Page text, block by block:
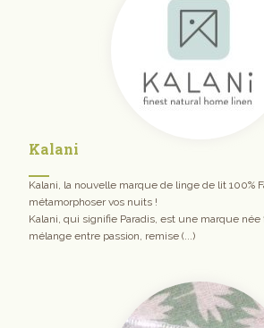
Kalani
Kalani, la nouvelle marque de linge de lit 100%
métamorphoser vos nuits !
Kalani, qui signifie Paradis, est une marque née
mélange entre passion, remise (...)